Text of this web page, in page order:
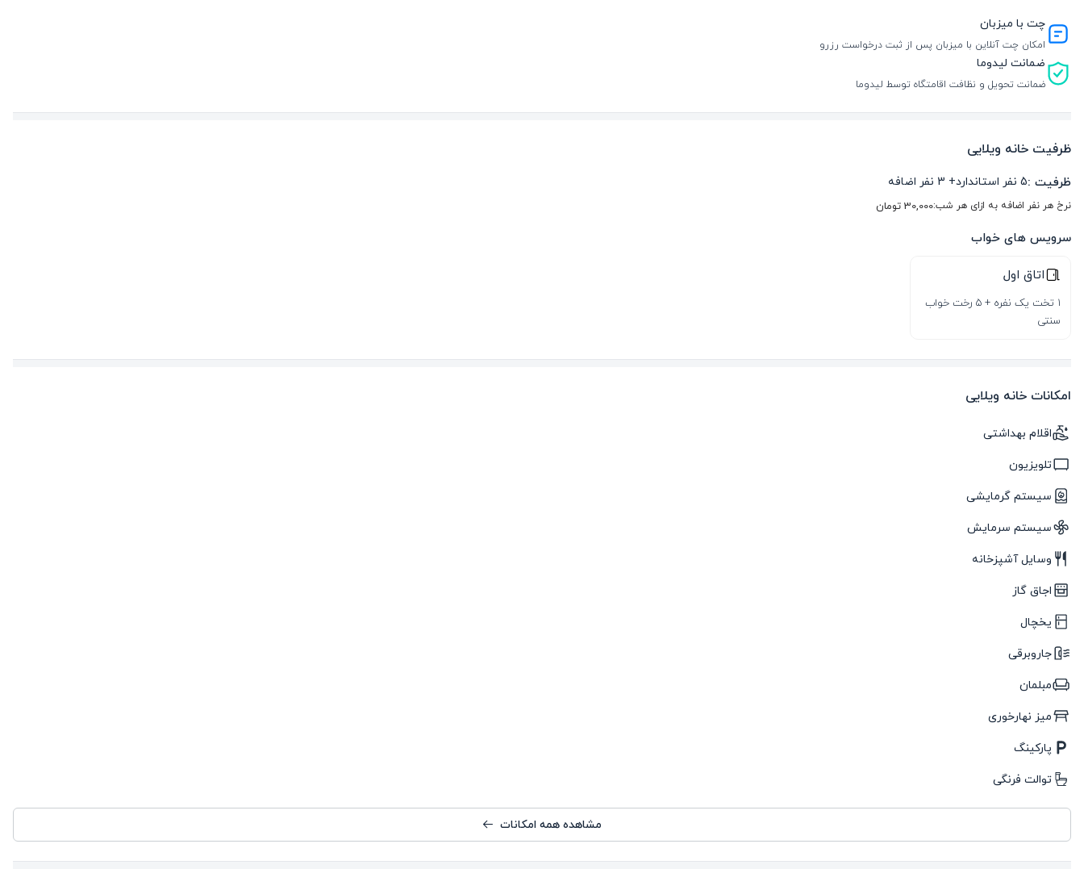
چت با میزبان
امکان چت آنلاین با میزبان پس از ثبت درخواست رزرو
ضمانت لیدوما
ضمانت تحویل و نظافت اقامتگاه توسط لیدوما
ظرفیت خانه ویلایی
ظرفیت :5 نفر استاندارد+
3 نفر اضافه
نرخ هر نفر اضافه به ازای هر شب:30,000تومان
سرویس های خواب
اتاق اول
1 تخت یک نفره + 5 رخت خواب
سنتی
امکانات خانه ویلایی
اقلام بهداشتی
تلویزیون
سیستم گرمایشی
سیستم سرمایش
وسایل آشپزخانه
اجاق گاز
یخچال
جاروبرقی
مبلمان
میز نهارخوری
پارکینگ
توالت فرنگی
مشاهده همه امکانات